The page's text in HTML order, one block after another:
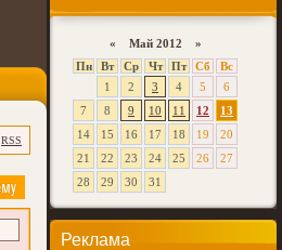
RSS
« Май 2012 »
Пн
Вт Ср Чт Пт Сб
Вс
1
2 3 4 5
6
7
8 9 10 11 12
13
14
15 16 17 18 19
20
21
22 23 24 25 26
27
28
29 30 31
Реклама